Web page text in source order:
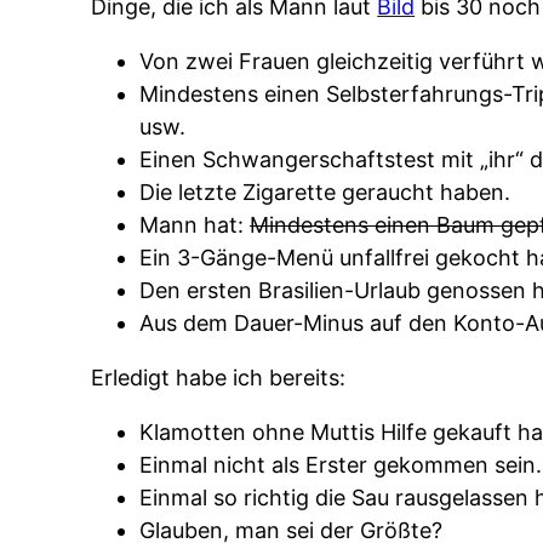
Dinge, die ich als Mann laut Bild bis 30
Von zwei Frauen gleichzeitig verführt
Mindestens einen Selbsterfahrungs-
usw.
Einen Schwangerschaftstest mit „ihr“
Die letzte Zigarette geraucht haben.
Mann hat:Mindestens einen Baum
Ein 3-Gänge-Menü unfallfrei gekocht
Den ersten Brasilien-Urlaub genossen
Aus dem Dauer-Minus auf den Konto-
Erledigt habe ich bereits:
Klamotten ohne Muttis Hilfe gekauft
Einmal nicht als Erster gekommen sein.
Einmal so richtig die Sau rausgelassen
Glauben, man sei der Größte?